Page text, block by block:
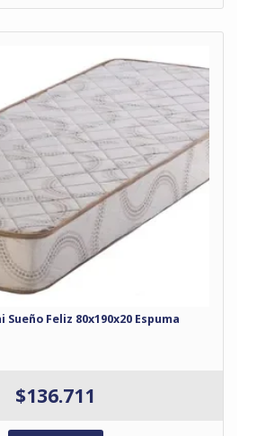
Sueño Feliz 80x190x20 Espuma
$136.711